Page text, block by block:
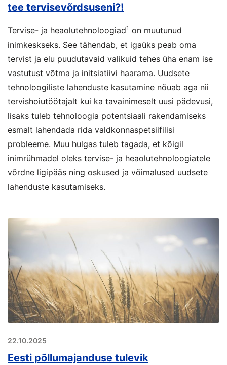
tee tervisevõrdsuseni?!
Tervise- ja heaolutehnoloogiad1 on muutunud
inimkeskseks. See tähendab, et igaüks peab oma
tervist ja elu puudutavaid valikuid tehes üha enam ise
vastutust võtma ja initsiatiivi haarama. Uudsete
tehnoloogiliste lahenduste kasutamine nõuab aga nii
tervishoiutöötajalt kui ka tavainimeselt uusi pädevusi,
lisaks tuleb tehnoloogia potentsiaali rakendamiseks
esmalt lahendada rida valdkonnaspetsiifilisi
probleeme. Muu hulgas tuleb tagada, et kõigil
inimrühmadel oleks tervise- ja heaolutehnoloogiatele
võrdne ligipääs ning oskused ja võimalused uudsete
lahenduste kasutamiseks.
22.10.2025
Eesti põllumajanduse tulevik